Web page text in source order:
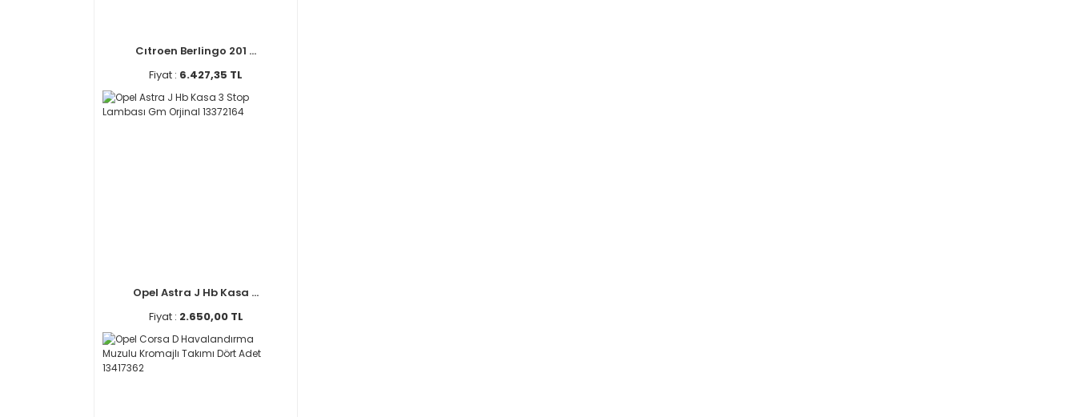
Cıtroen Berlingo 201 ...
Fiyat : 6.427,35 TL
Opel Astra J Hb Kasa ...
Fiyat : 2.650,00 TL